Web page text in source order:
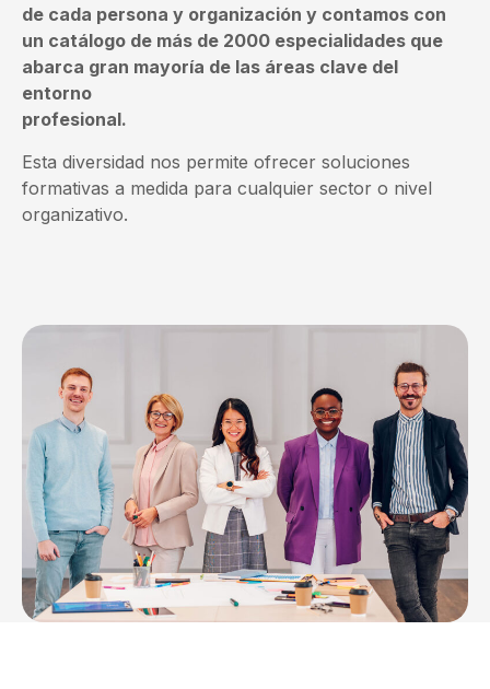
de cada persona y organización y contamos con
un catálogo de más de 2000 especialidades que
abarca gran mayoría de las áreas clave del
entorno
profesional.
Esta diversidad nos permite ofrecer soluciones
formativas a medida para cualquier sector o nivel
organizativo.